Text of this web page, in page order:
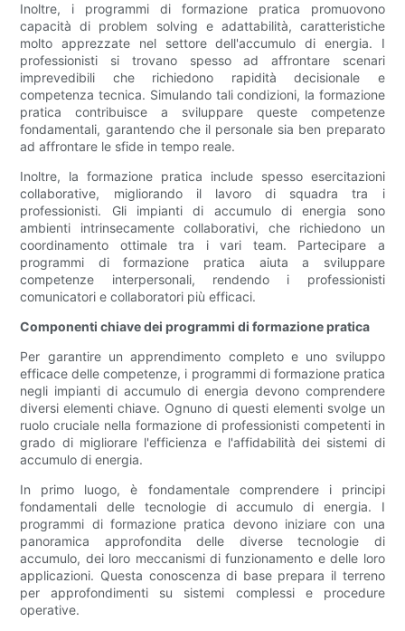
Inoltre, i programmi di formazione pratica promuovono
capacità di problem solving e adattabilità, caratteristiche
molto apprezzate nel settore dell'accumulo di energia. I
professionisti si trovano spesso ad affrontare scenari
imprevedibili che richiedono rapidità decisionale e
competenza tecnica. Simulando tali condizioni, la formazione
pratica contribuisce a sviluppare queste competenze
fondamentali, garantendo che il personale sia ben preparato
ad affrontare le sfide in tempo reale.
Inoltre, la formazione pratica include spesso esercitazioni
collaborative, migliorando il lavoro di squadra tra i
professionisti. Gli impianti di accumulo di energia sono
ambienti intrinsecamente collaborativi, che richiedono un
coordinamento ottimale tra i vari team. Partecipare a
programmi di formazione pratica aiuta a sviluppare
competenze interpersonali, rendendo i professionisti
comunicatori e collaboratori più efficaci.
Componenti chiave dei programmi di formazione pratica
Per garantire un apprendimento completo e uno sviluppo
efficace delle competenze, i programmi di formazione pratica
negli impianti di accumulo di energia devono comprendere
diversi elementi chiave. Ognuno di questi elementi svolge un
ruolo cruciale nella formazione di professionisti competenti in
grado di migliorare l'efficienza e l'affidabilità dei sistemi di
accumulo di energia.
In primo luogo, è fondamentale comprendere i principi
fondamentali delle tecnologie di accumulo di energia. I
programmi di formazione pratica devono iniziare con una
panoramica approfondita delle diverse tecnologie di
accumulo, dei loro meccanismi di funzionamento e delle loro
applicazioni. Questa conoscenza di base prepara il terreno
per approfondimenti su sistemi complessi e procedure
operative.